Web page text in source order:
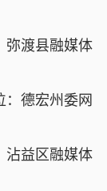
渡县融媒体
德宏州委网
益区融媒体